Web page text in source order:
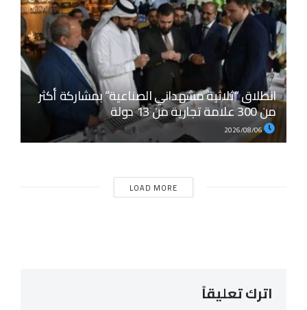
انطلاق “ثلاثية مشهداني الصناعية” بمشاركة أكثر
من 300 علامة تجارية من 13 دولة
2026/08/06
LOAD MORE
اترك تعليقاً